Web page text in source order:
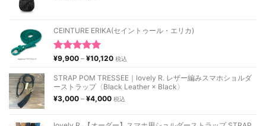
CEINTURE ERIKA(セイントゥール・エリカ)
5段階中
¥9,900 – ¥10,120価
帯:
¥9,900
¥10,120
税込
STRAP POM TRESSEE｜lovely R. レザー編みスマホショルダ
ーストラップ〈Black Leather × Black〉
¥3,000 – ¥4,000価税込